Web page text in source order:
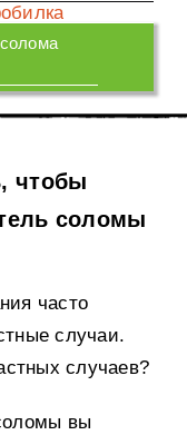
чтобы
соломы
часто
случаи.
случаев?
вы